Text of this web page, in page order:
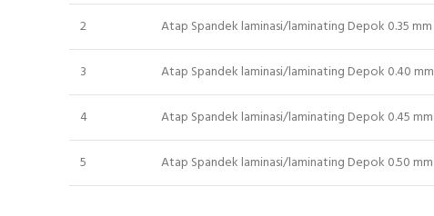
2 Atap Spandek laminasi/laminating Depok 0.35 mm
3 Atap Spandek laminasi/laminating Depok 0.40 mm
4 Atap Spandek laminasi/laminating Depok 0.45 mm
5 Atap Spandek laminasi/laminating Depok 0.50 mm